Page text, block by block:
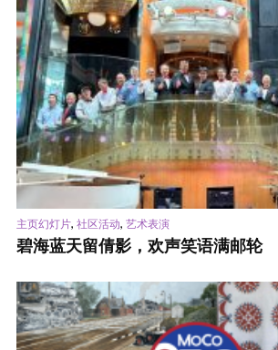
主页幻灯片, 社区活动, 艺术表演
碧海蓝天留倩影，欢声笑语满邮轮